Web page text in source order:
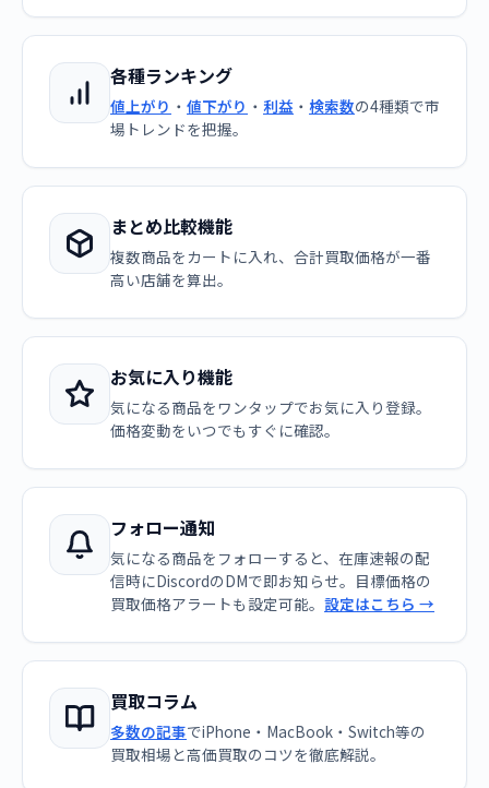
各種ランキング
値上がり ・ 値下がり ・ 利益 ・ 検索数の4種類で市
場トレンドを把握。
まとめ比較機能
複数商品をカートに入れ、合計買取価格が一番
高い店舗を算出。
お気に入り機能
気になる商品をワンタップでお気に入り登録。
価格変動をいつでもすぐに確認。
フォロー通知
気になる商品をフォローすると、在庫速報の配
信時にDiscordのDMで即お知らせ。目標価格の
買取価格アラートも設定可能。 設定はこちら →
買取コラム
多数の記事でiPhone・MacBook・Switch等の
買取相場と高価買取のコツを徹底解説。